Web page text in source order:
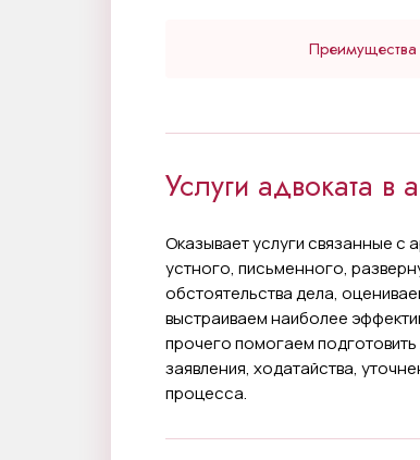
У нас работают лучшие
Наши арбитражные
арбитражным
Мы предлагаем
арбитражном
Помощь судебного
Взыскание максимальной
фирмы.
Услуги адвоката в
Оказывает услуги связанные с
устного, письменного,
обстоятельства дела,
выстраиваем наиболее
прочего помогаем
заявления, ходатайства,
процесса.